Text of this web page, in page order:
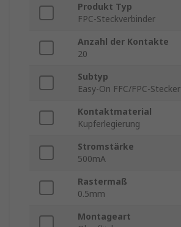
Produkt Typ
FPC-Steckverbinder
Anzahl der Kontakte
20
Subtyp
Easy-On FFC/FPC-Stecker
Kontaktmaterial
Kupferlegierung
Stromstärke
500mA
Rastermaß
0.5mm
Montageart